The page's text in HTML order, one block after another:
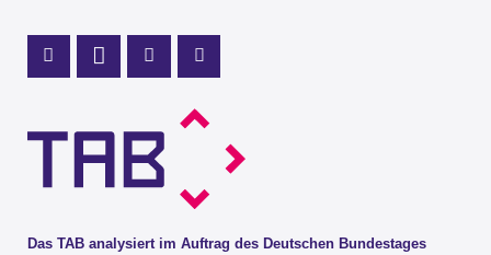
Das TAB analysiert im Auftrag des Deutschen Bundestages
Profil Mastodon
LinkedIn Profil
Instagram Profil
Youtube Profil